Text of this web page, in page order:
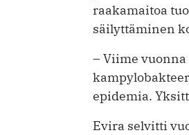
raakamaitoa
säilyttäminen
– Viime
epidemia.
Evira selvitti